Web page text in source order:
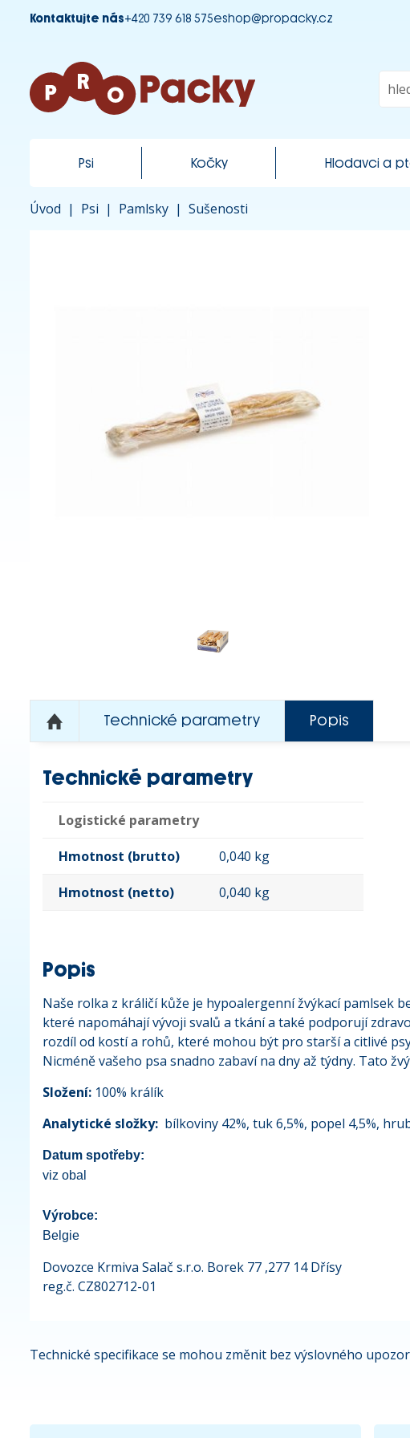
Kontaktujte nás+420 739 618 575eshop@propacky.cz
Psi Kočky Hlodavci a
Úvod | Psi | Pamlsky | Sušenosti
Technické parametry Popis
Technické parametry
Logistické parametry
Hmotnost (brutto) 0,040 kg
Hmotnost (netto) 0,040 kg
Popis
Naše rolka z králičí kůže je hypoalergenní žvýkací pamlsek
které napomáhají vývoji svalů a tkání a také podporují
rozdíl od kostí a rohů, které mohou být pro starší a citlivé
Nicméně vašeho psa snadno zabaví na dny až týdny. Tato
Složení: 100% králík
Analytické složky: bílkoviny 42%, tuk 6,5%, popel 4,5%,
Datum spotřeby:
viz obal
Výrobce:
Belgie
Dovozce Krmiva Salač s.r.o. Borek 77 ,277 14 Dřísy
reg.č. CZ802712-01
Technické specifikace se mohou změnit bez výslovného